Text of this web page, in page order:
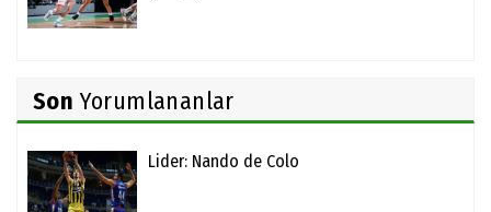
Son Yorumlananlar
Lider: Nando de Colo